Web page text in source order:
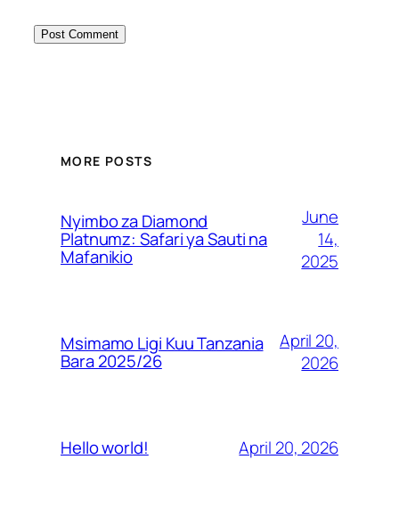
MORE POSTS
Nyimbo za Diamond
Platnumz: Safari ya Sauti na
Mafanikio
June
14,
2025
Msimamo Ligi Kuu Tanzania
Bara 2025/26
April 20,
2026
Hello world! April 20, 2026